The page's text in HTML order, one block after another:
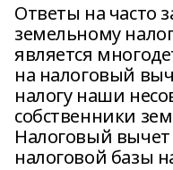
Ответы на часто
земельному
является
на налоговый
налогу наши
собственники
Налоговый
налоговой базы